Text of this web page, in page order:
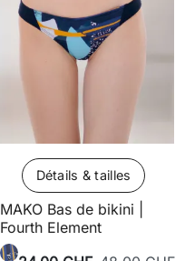
Détails & tailles
MAKO Bas de bikini |
Fourth Element